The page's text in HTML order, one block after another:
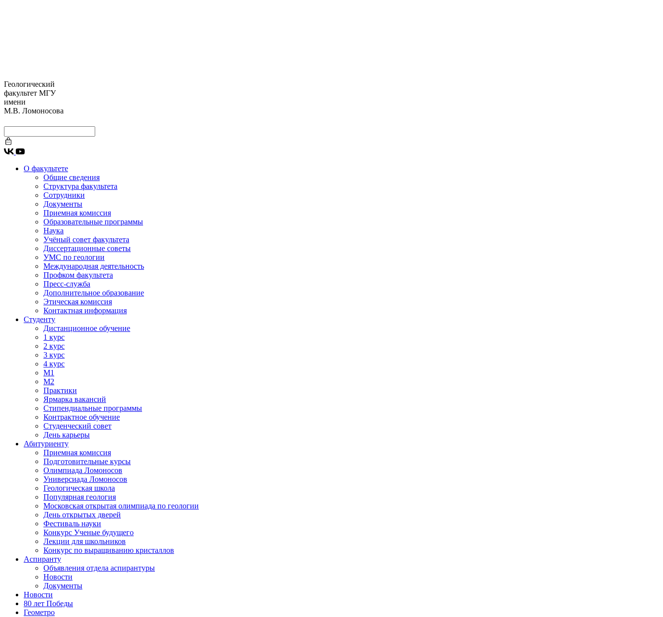
Геологический
факультет МГУ
имени
М.В. Ломоносова
О факультете
Общие сведения
Структура факультета
Сотрудники
Документы
Приемная комиссия
Образовательные программы
Наука
Учёный совет факультета
Диссертационные советы
УМС по геологии
Международная деятельность
Профком факультета
Пресс-служба
Дополнительное образование
Этическая комиссия
Контактная информация
Студенту
Дистанционное обучение
1 курс
2 курс
3 курс
4 курс
М1
М2
Практики
Ярмарка вакансий
Стипендиальные программы
Контрактное обучение
Студенческий совет
День карьеры
Абитуриенту
Приемная комиссия
Подготовительные курсы
Олимпиада Ломоносов
Универсиада Ломоносов
Геологическая школа
Популярная геология
Московская открытая олимпиада по геологии
День открытых дверей
Фестиваль науки
Конкурс Ученые будущего
Лекции для школьников
Конкурс по выращиванию кристаллов
Аспиранту
Объявления отдела аспирантуры
Новости
Документы
Новости
80 лет Победы
Геометро